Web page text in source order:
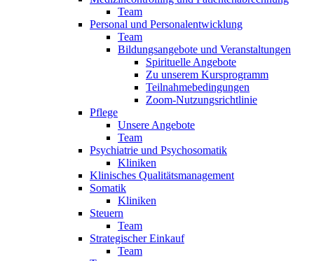
Team
Personal und Personalentwicklung
Team
Bildungsangebote und Veranstaltungen
Spirituelle Angebote
Zu unserem Kursprogramm
Teilnahmebedingungen
Zoom-Nutzungsrichtlinie
Pflege
Unsere Angebote
Team
Psychiatrie und Psychosomatik
Kliniken
Klinisches Qualitätsmanagement
Somatik
Kliniken
Steuern
Team
Strategischer Einkauf
Team